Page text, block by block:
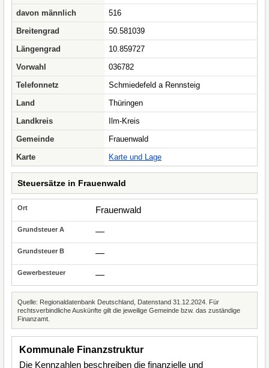
davon männlich
516
Breitengrad
50.581039
Längengrad
10.859727
Vorwahl
036782
Telefonnetz
Schmiedefeld a Rennsteig
Land
Thüringen
Landkreis
Ilm-Kreis
Gemeinde
Frauenwald
Karte
Karte und Lage
Steuersätze in Frauenwald
Frauenwald
—
—
—
Quelle: Regionaldatenbank Deutschland, Datenstand 31.12.2024. Für
rechtsverbindliche Auskünfte gilt die jeweilige Gemeinde bzw. das zuständige
Finanzamt.
Kommunale Finanzstruktur
Die Kennzahlen beschreiben die finanzielle und